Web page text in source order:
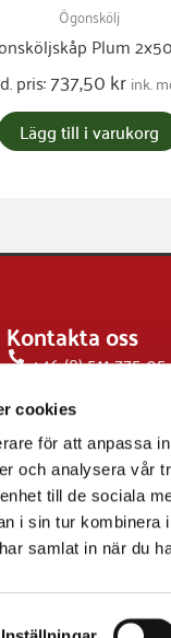
cookies
för att anpassa
och analysera vår
till de sociala
i sin tur kombinera
samlat in när du
Ögonskölj
Plum
pris:737,50kr ink.
Lägg till i varukorg
Kontakta oss
+46 (8) 511 775 05
Folkestaleden 3,
Sweden